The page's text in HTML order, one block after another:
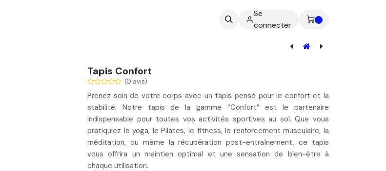
Se
connecter
0
Tapis Confort
(0 avis)
Prenez soin de votre corps avec un tapis pensé pour le confort et la
stabilité. Notre tapis de la gamme “Confort” est le partenaire
indispensable pour toutes vos activités sportives au sol. Que vous
pratiquiez le yoga, le Pilates, le fitness, le renforcement musculaire, la
méditation, ou même la récupération post-entraînement, ce tapis
vous offrira un maintien optimal et une sensation de bien-être à
chaque utilisation.